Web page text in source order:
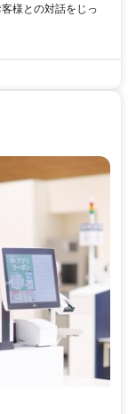
様との対話をじっ